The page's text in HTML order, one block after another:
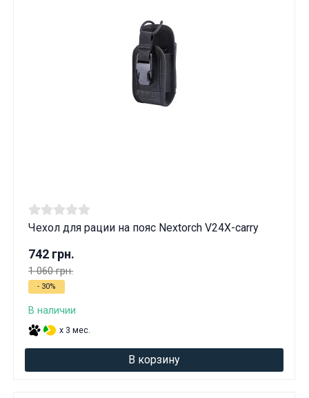
Чехол для рации на пояс Nextorch V24X-carry
742 грн.
1 060 грн.
- 30%
В наличии
x 3 мес.
В корзину